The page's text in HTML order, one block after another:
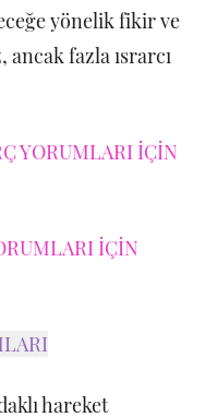
yönelik fikir ve
fazla ısrarcı
YORUMLARI İÇİN
İÇİN
hareket